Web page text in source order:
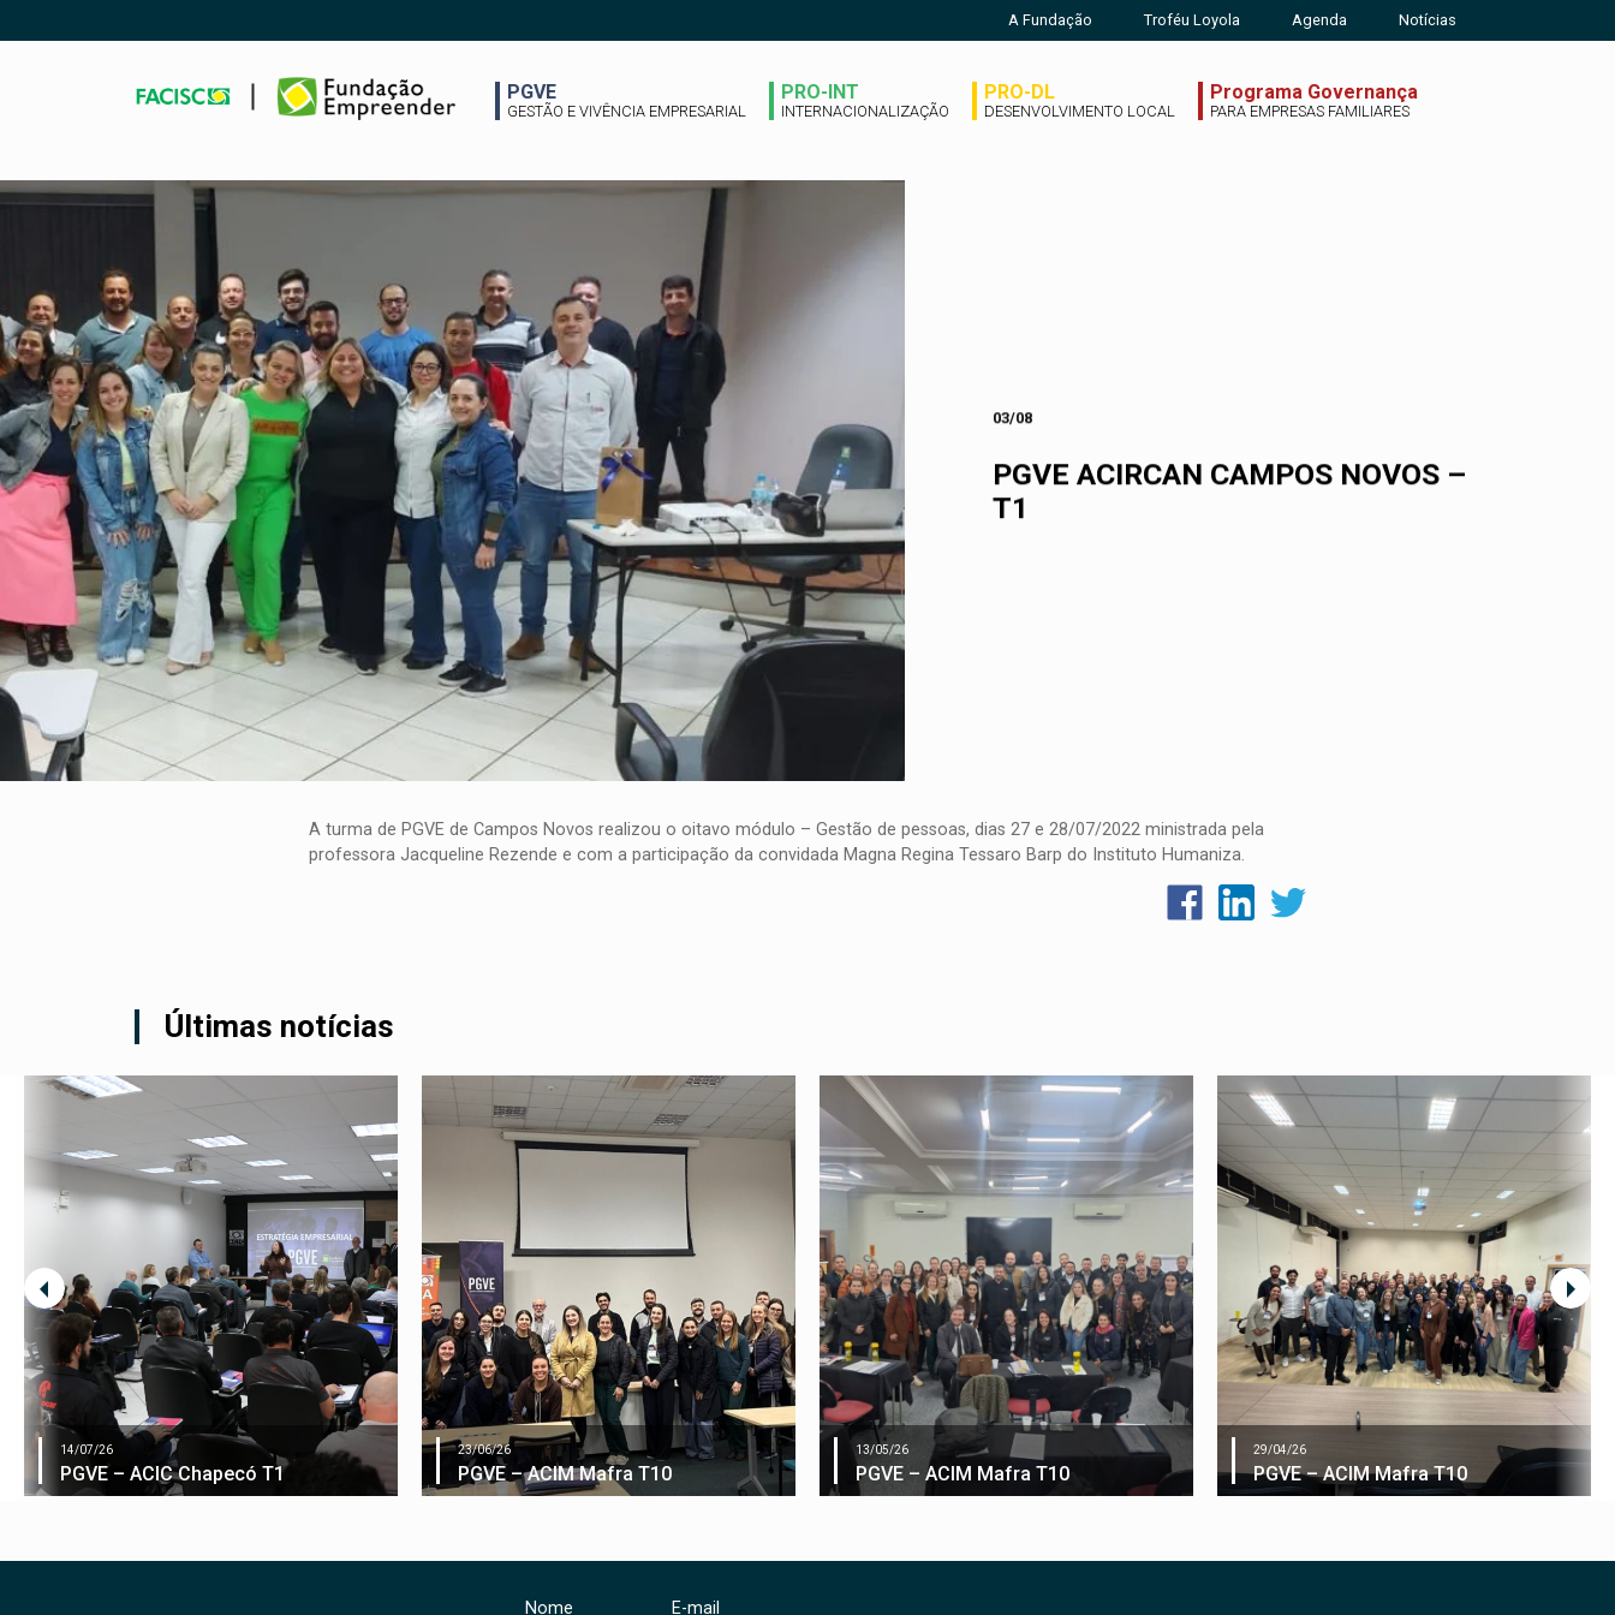
A Fundação Troféu Loyola Agenda Notícias
PGVE
GESTÃO E VIVÊNCIA EMPRESARIAL
PRO-INT
INTERNACIONALIZAÇÃO
PRO-DL
DESENVOLVIMENTO LOCAL
Programa Governança
PARA EMPRESAS FAMILIARES
03/08
PGVE ACIRCAN CAMPOS NOVOS –
T1
A turma de PGVE de Campos Novos realizou o oitavo módulo – Gestão de pessoas, dias 27 e 28/07/2022 ministrada pela
professora Jacqueline Rezende e com a participação da convidada Magna Regina Tessaro Barp do Instituto Humaniza.
Últimas notícias
14/07/26
PGVE – ACIC Chapecó T1
23/06/26
PGVE – ACIM Mafra T10
13/05/26
PGVE – ACIM Mafra T10
29/04/26
PGVE – ACIM Mafra T10
Nome E-mail